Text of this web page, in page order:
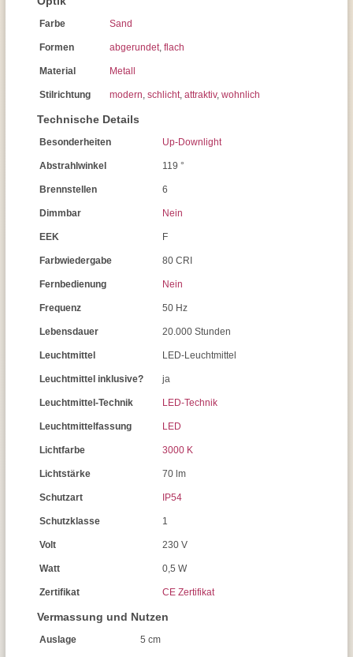
Farbe Sand
Formen abgerundet, flach
Material Metall
Stilrichtung modern, schlicht, attraktiv, wohnlich
Technische Details
Besonderheiten Up-Downlight
Abstrahlwinkel 119 °
Brennstellen 6
Dimmbar Nein
EEK F
Farbwiedergabe 80 CRI
Fernbedienung Nein
Frequenz 50 Hz
Lebensdauer 20.000 Stunden
Leuchtmittel LED-Leuchtmittel
Leuchtmittel inklusive? ja
Leuchtmittel-Technik LED-Technik
Leuchtmittelfassung LED
Lichtfarbe 3000 K
Lichtstärke 70 lm
Schutzart IP54
Schutzklasse 1
Volt 230 V
Watt 0,5 W
Zertifikat CE Zertifikat
Vermassung und Nutzen
Auslage 5 cm